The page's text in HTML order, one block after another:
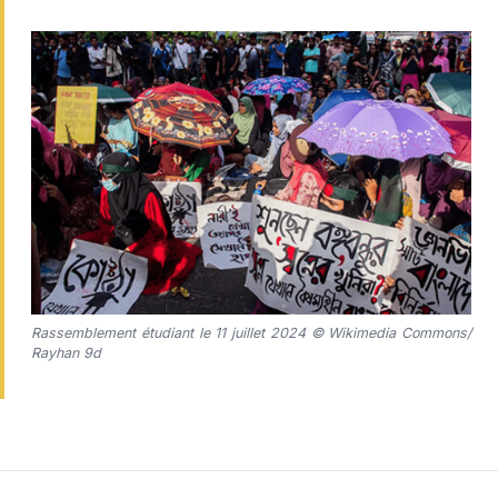
Rassemblement étudiant le 11 juillet 2024 © Wikimedia Commons/
Rayhan 9d